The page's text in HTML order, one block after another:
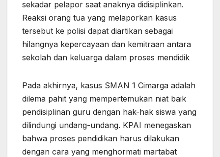
sekadar pelapor saat anaknya didisiplinkan.
Reaksi orang tua yang melaporkan kasus
tersebut ke polisi dapat diartikan sebagai
hilangnya kepercayaan dan kemitraan antara
sekolah dan keluarga dalam proses mendidik
Pada akhirnya, kasus SMAN 1 Cimarga adalah
dilema pahit yang mempertemukan niat baik
pendisiplinan guru dengan hak-hak siswa yang
dilindungi undang-undang. KPAI menegaskan
bahwa proses pendidikan harus dilakukan
dengan cara yang menghormati martabat